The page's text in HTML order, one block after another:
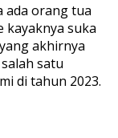
ada orang tua
kayaknya suka
akhirnya
satu
di tahun 2023.